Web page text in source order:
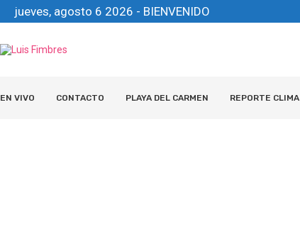
jueves, agosto 6 2026 - BIENVENIDO
EN VIVO CONTACTO PLAYA DEL CARMEN REPORTE CLIMA